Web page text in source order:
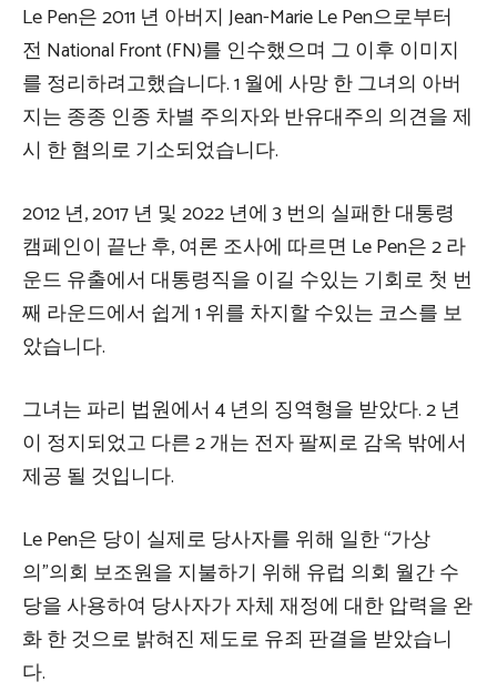
Le Pen은 2011 년 아버지 Jean-Marie Le Pen으로부터
전 National Front (FN)를 인수했으며 그 이후 이미지
를 정리하려고했습니다. 1 월에 사망 한 그녀의 아버
지는 종종 인종 차별 주의자와 반유대주의 의견을 제
시 한 혐의로 기소되었습니다.
2012 년, 2017 년 및 2022 년에 3 번의 실패한 대통령
캠페인이 끝난 후, 여론 조사에 따르면 Le Pen은 2 라
운드 유출에서 대통령직을 이길 수있는 기회로 첫 번
째 라운드에서 쉽게 1 위를 차지할 수있는 코스를 보
았습니다.
그녀는 파리 법원에서 4 년의 징역형을 받았다. 2 년
이 정지되었고 다른 2 개는 전자 팔찌로 감옥 밖에서
제공 될 것입니다.
Le Pen은 당이 실제로 당사자를 위해 일한 “가상
의”의회 보조원을 지불하기 위해 유럽 의회 월간 수
당을 사용하여 당사자가 자체 재정에 대한 압력을 완
화 한 것으로 밝혀진 제도로 유죄 판결을 받았습니
다.